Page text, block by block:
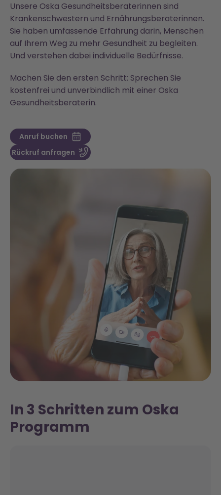
Unsere Oska Gesundheitsberaterinnen sind
Krankenschwestern und Ernährungsberaterinnen.
Sie haben umfassende Erfahrung darin, Menschen
auf Ihrem Weg zu mehr Gesundheit zu begleiten.
Und verstehen dabei individuelle Bedürfnisse.
Machen Sie den ersten Schritt: Sprechen Sie
kostenfrei und unverbindlich mit einer Oska
Gesundheitsberaterin.
Anruf buchen
Rückruf anfragen
In 3 Schritten zum Oska
Programm